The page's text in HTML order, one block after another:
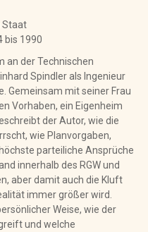
Staat
bis 1990
an der Technischen
Spindler als Ingenieur
Gemeinsam mit seiner Frau
Vorhaben, ein Eigenheim
der Autor, wie die
wie Planvorgaben,
parteiliche Ansprüche
innerhalb des RGW und
aber damit auch die Kluft
immer größer wird.
Weise, wie der
und welche